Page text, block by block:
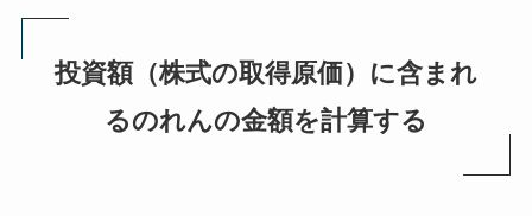
投資額（株式の取得原価）に含まれ
るのれんの金額を計算する